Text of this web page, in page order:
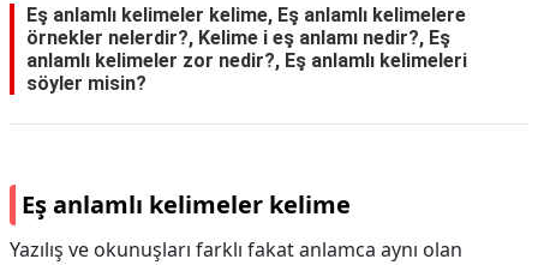
Eş anlamlı kelimeler kelime, Eş anlamlı kelimelere
örnekler nelerdir?, Kelime i eş anlamı nedir?, Eş
anlamlı kelimeler zor nedir?, Eş anlamlı kelimeleri
söyler misin?
Eş anlamlı kelimeler kelime
Yazılış ve okunuşları farklı fakat anlamca aynı olan